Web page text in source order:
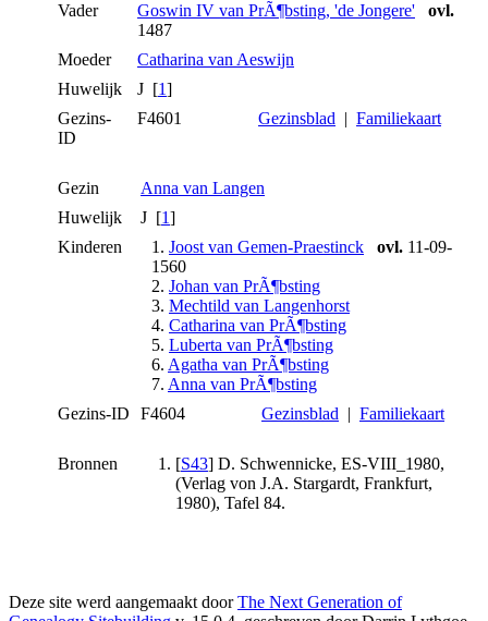
Vader Goswin IV van PrÃ¶bsting, 'de Jongere'
ovl.
1487
Moeder
Catharina van Aeswijn
Huwelijk
J [1]
Gezins-
ID
F4601 Gezinsblad | Familiekaart
Gezin
Anna van Langen
Huwelijk
J [1]
Kinderen
1. Joost van Gemen-Praestinck ovl. 11-09-
1560
2. Johan van PrÃ¶bsting
3. Mechtild van Langenhorst
4. Catharina van PrÃ¶bsting
5. Luberta van PrÃ¶bsting
6. Agatha van PrÃ¶bsting
7. Anna van PrÃ¶bsting
Gezins-ID
F4604 Gezinsblad | Familiekaart
Bronnen [S43] D. Schwennicke, ES-VIII_1980,
(Verlag von J.A. Stargardt, Frankfurt,
1980), Tafel 84.
Deze site werd aangemaakt doorThe Next Generation of